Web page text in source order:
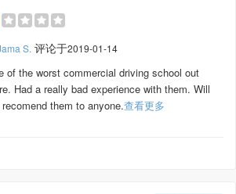
S. 评论于2019-01-14
of the worst commercial driving school out
Had a really bad experience with them. Will
recomend them to anyone.查看更多